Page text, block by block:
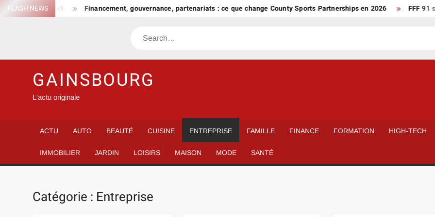
SkipFLASH NEWS
forfait ski Financement, gouvernance, partenariats : ce que change County Sports Partnerships en 2026 FFF 91 sur les
Search
GAINSBOURG
L'actu originale
ACTU AUTO BEAUTÉ CUISINE ENTREPRISE FAMILLE FINANCE FORMATION HIGH-TECH
IMMOBILIER JARDIN LOISIRS MAISON MODE SANTÉ
Catégorie : Entreprise